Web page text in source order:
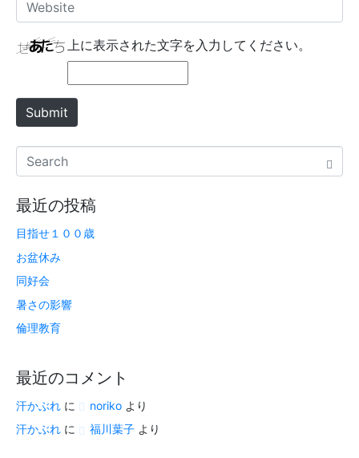
*
e
b
s
t
上に表示された文字を入力してください。
Submit
最近の投稿
目指せ１００歳
お盆休み
同好会
暑さの影響
倫理教育
最近のコメント
汗かぶれ に norikoより
汗かぶれ に 福川葉子より